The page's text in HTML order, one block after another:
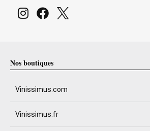
Nos boutiques
Vinissimus.com
Vinissimus.fr